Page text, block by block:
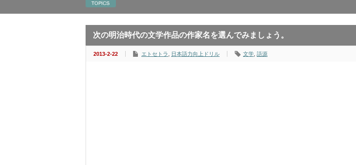
次の明治時代の文学作品の作家名を選んでみましょう。
2013-2-22 エトセトラ 日本語力向上ドリル 文学 語源